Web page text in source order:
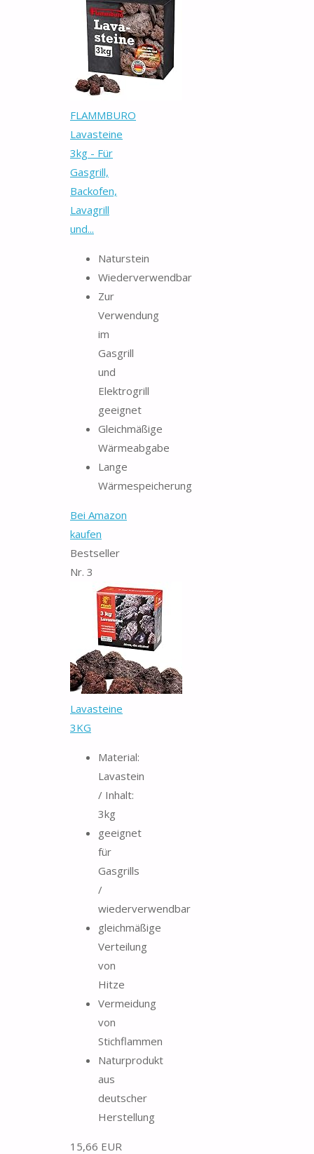
FLAMMBURO
Lavasteine
3kg - Für
Gasgrill,
Backofen,
Lavagrill
und...
Naturstein
Wiederverwendbar
Zur
Verwendung
im
Gasgrill
und
Elektrogrill
geeignet
Gleichmäßige
Wärmeabgabe
Lange
Wärmespeicherung
Bei Amazon
kaufen
Bestseller
Nr. 3
Lavasteine
3KG
Material:
Lavastein
/ Inhalt:
3kg
geeignet
für
Gasgrills
/
wiederverwendbar
gleichmäßige
Verteilung
von
Hitze
Vermeidung
von
Stichflammen
Naturprodukt
aus
deutscher
Herstellung
15,66 EUR